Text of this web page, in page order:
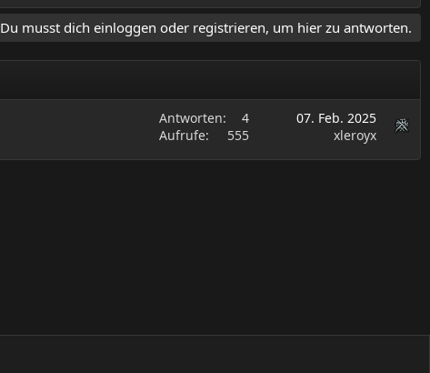
Du musst dich einloggen oder registrieren, um hier zu antworten.
Antworten
4
Aufrufe
555
07. Feb. 2025
xleroyx